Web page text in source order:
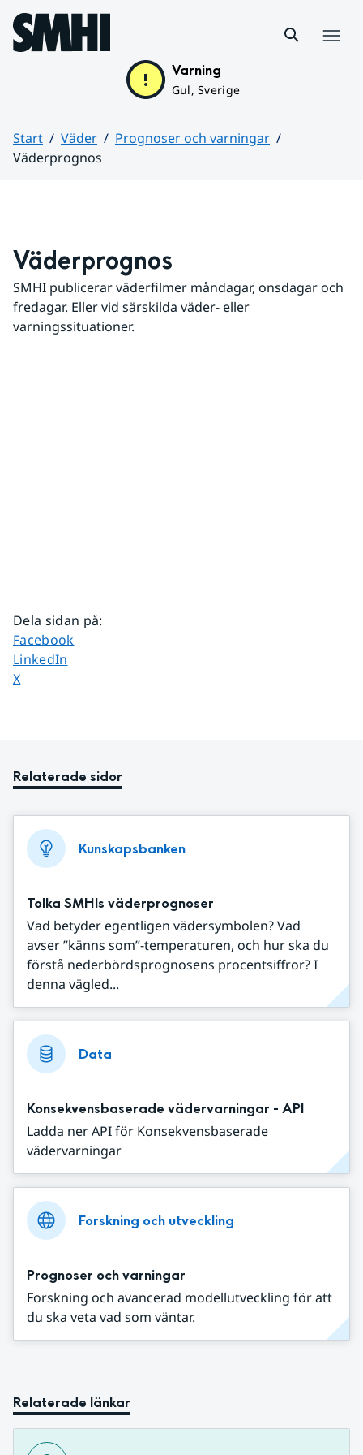
Hoppa till sidans innehåll
Varning
Gul, Sverige
Start Väder
Prognoser och varningar
Väderprognos
Väderprognos
SMHI publicerar väderfilmer måndagar, onsdagar och
fredagar. Eller vid särskilda väder- eller
varningssituationer.
Dela sidan på:
Dela sidan på
Facebook
Dela sidan på
LinkedIn
Dela sidan på
X
Relaterade sidor
Kunskapsbanken
Tolka SMHIs väderprognoser
Vad betyder egentligen vädersymbolen? Vad
avser ”känns som”-temperaturen, och hur ska du
förstå nederbördsprognosens procentsiffror? I
denna vägled...
Data
Konsekvensbaserade vädervarningar - API
Ladda ner API för Konsekvensbaserade
vädervarningar
Forskning och utveckling
Prognoser och varningar
Forskning och avancerad modellutveckling för att
du ska veta vad som väntar.
Relaterade länkar